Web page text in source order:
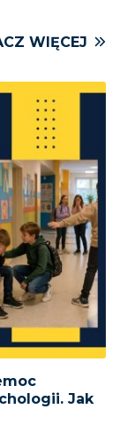
WIĘCEJ
Jak